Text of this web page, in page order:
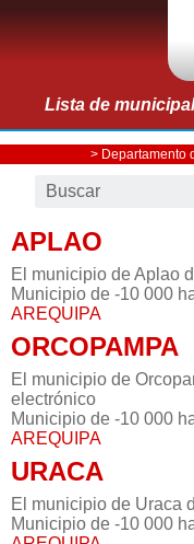
Lista de
> Departamento
APLAO
El municipio de Aplao
Municipio de -10 000
AREQUIPA
ORCOPAMPA
El municipio de
electrónico
Municipio de -10 000
AREQUIPA
URACA
El municipio de Uraca
Municipio de -10 000